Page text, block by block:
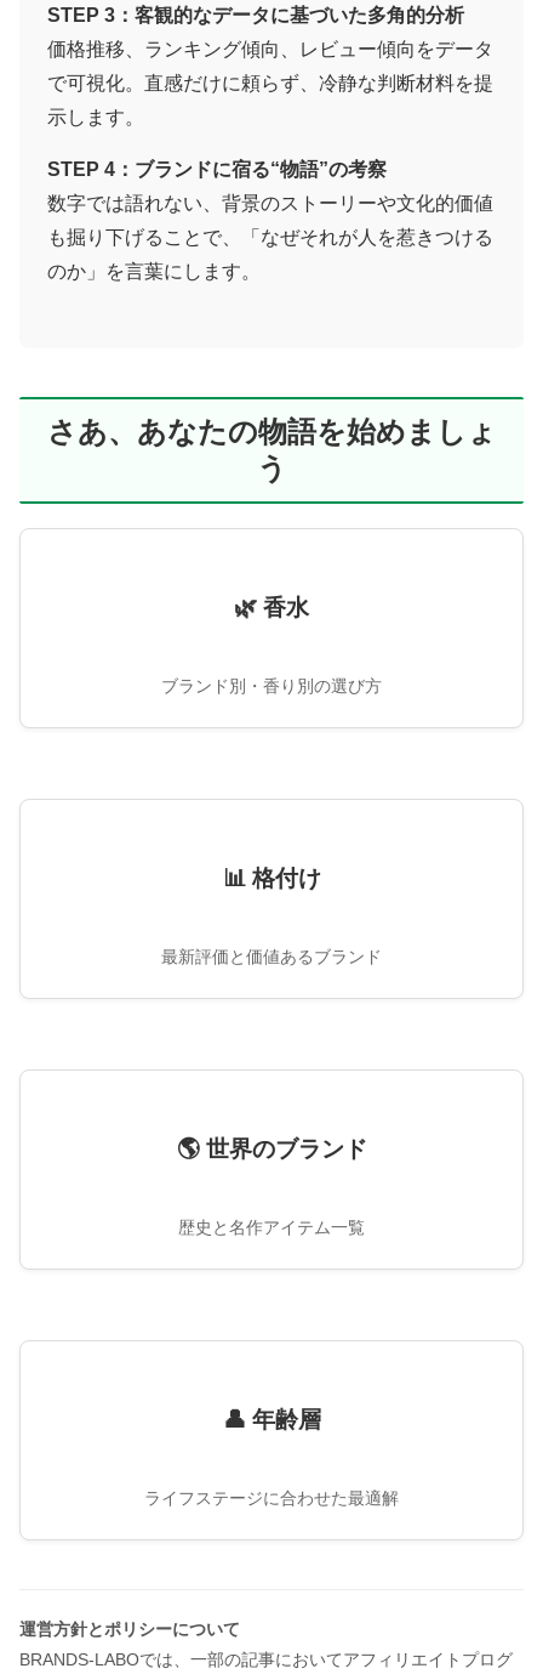
STEP 3：客観的なデータに基づいた多角的分析
価格推移、ランキング傾向、レビュー傾向をデータ
で可視化。直感だけに頼らず、冷静な判断材料を提
示します。
STEP 4：ブランドに宿る“物語”の考察
数字では語れない、背景のストーリーや文化的価値
も掘り下げることで、「なぜそれが人を惹きつける
のか」を言葉にします。
さあ、あなたの物語を始めましょ
う
🌿 香水
ブランド別・香り別の選び方
📊 格付け
最新評価と価値あるブランド
🌎 世界のブランド
歴史と名作アイテム一覧
👤 年齢層
ライフステージに合わせた最適解
運営方針とポリシーについて
BRANDS-LABOでは、一部の記事においてアフィリエイトプログ